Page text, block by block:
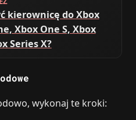
kierownicę do Xbox
Xbox One S, Xbox
Series X?
wykonaj te kroki: